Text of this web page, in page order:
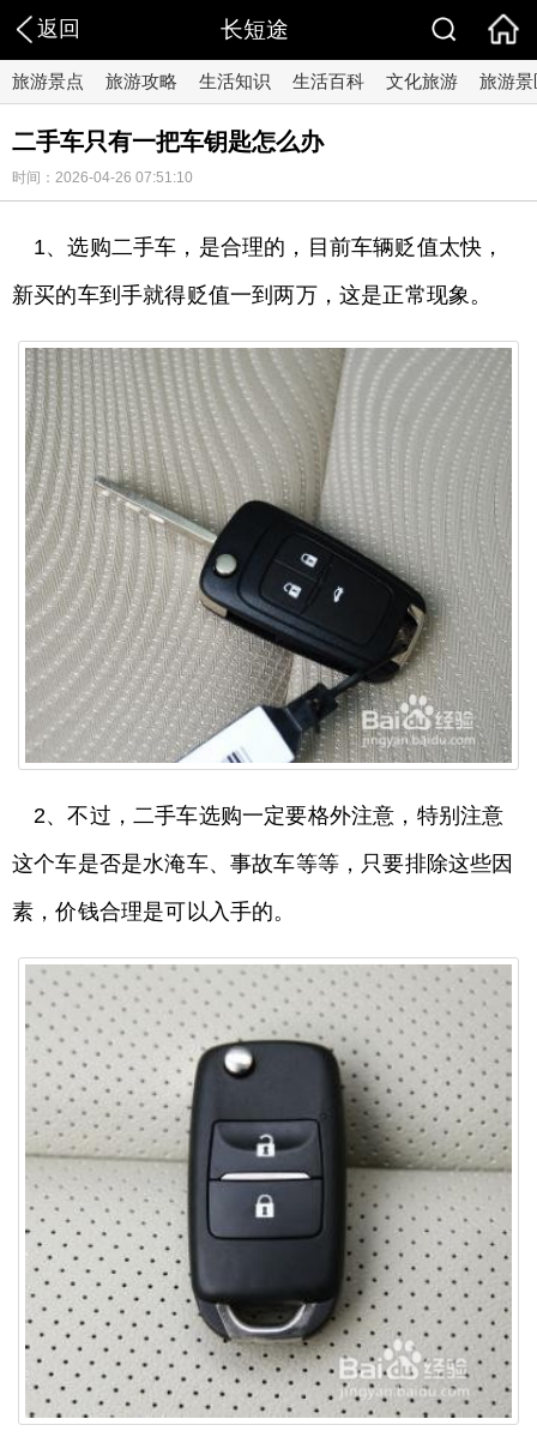
返回 长短途
旅游景点 旅游攻略 生活知识 生活百科 文化旅游 旅游景
二手车只有一把车钥匙怎么办
时间：2026-04-26 07:51:10
1、选购二手车，是合理的，目前车辆贬值太快，
新买的车到手就得贬值一到两万，这是正常现象。
2、不过，二手车选购一定要格外注意，特别注意
这个车是否是水淹车、事故车等等，只要排除这些因
素，价钱合理是可以入手的。